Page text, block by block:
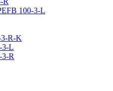
100-3-L
R-K
3-L
R